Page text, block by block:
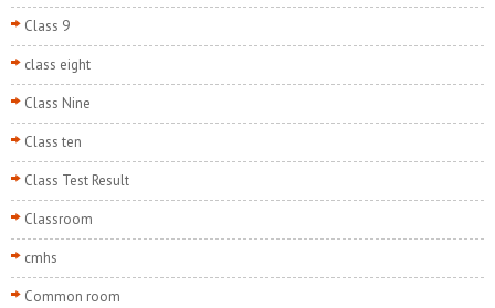
Class 9
class eight
Class Nine
Class ten
Class Test Result
Classroom
cmhs
Common room